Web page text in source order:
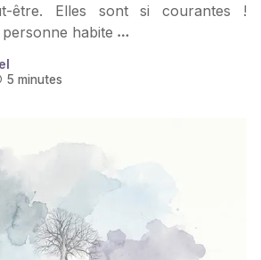
être. Elles sont si courantes !
habite
5 minutes